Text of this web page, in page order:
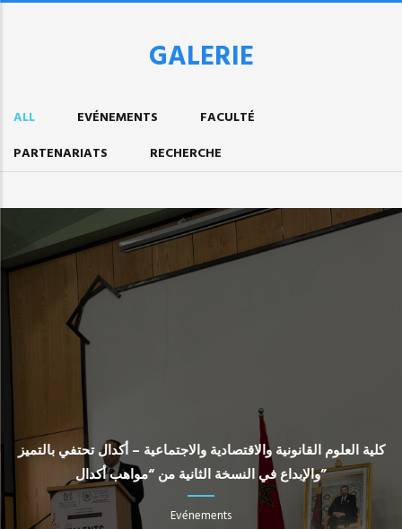
GALERIE
ALL EVÉNEMENTS
FACULTÉ
PARTENARIATS
RECHERCHE
كلية العلوم القانونية والاقتصادية والاجتماعية – أكدال تحتفي بالتميز
والإبداع في النسخة الثانية من “مواهب أكدال”
Evénements